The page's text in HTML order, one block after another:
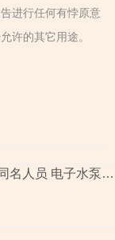
进行任何有悖原意
许的其它用途。
朗信电气：供应商或现同名人员 电子水泵产能上演信披疑云